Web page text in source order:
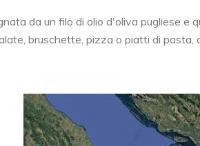
da un filo di olio d'oliva pugliese e
bruschette, pizza o piatti di pasta,